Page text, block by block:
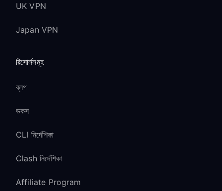
UK VPN
Japan VPN
রিসোর্সসমূহ
ব্লগ
ডকস
CLI নির্দেশিকা
Clash নির্দেশিকা
Affiliate Program